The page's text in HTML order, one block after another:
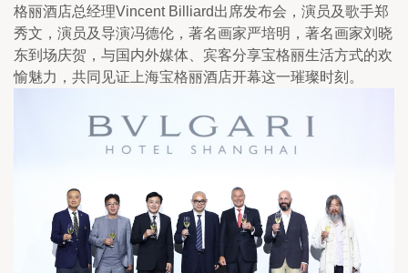
格丽酒店总经理Vincent Billiard出席发布会，演员及歌手郑
秀文，演员及导演冯德伦，著名画家严培明，著名画家刘晓
东到场庆贺，与国内外媒体、宾客分享宝格丽生活方式的欢
愉魅力，共同见证上海宝格丽酒店开幕这一璀璨时刻。